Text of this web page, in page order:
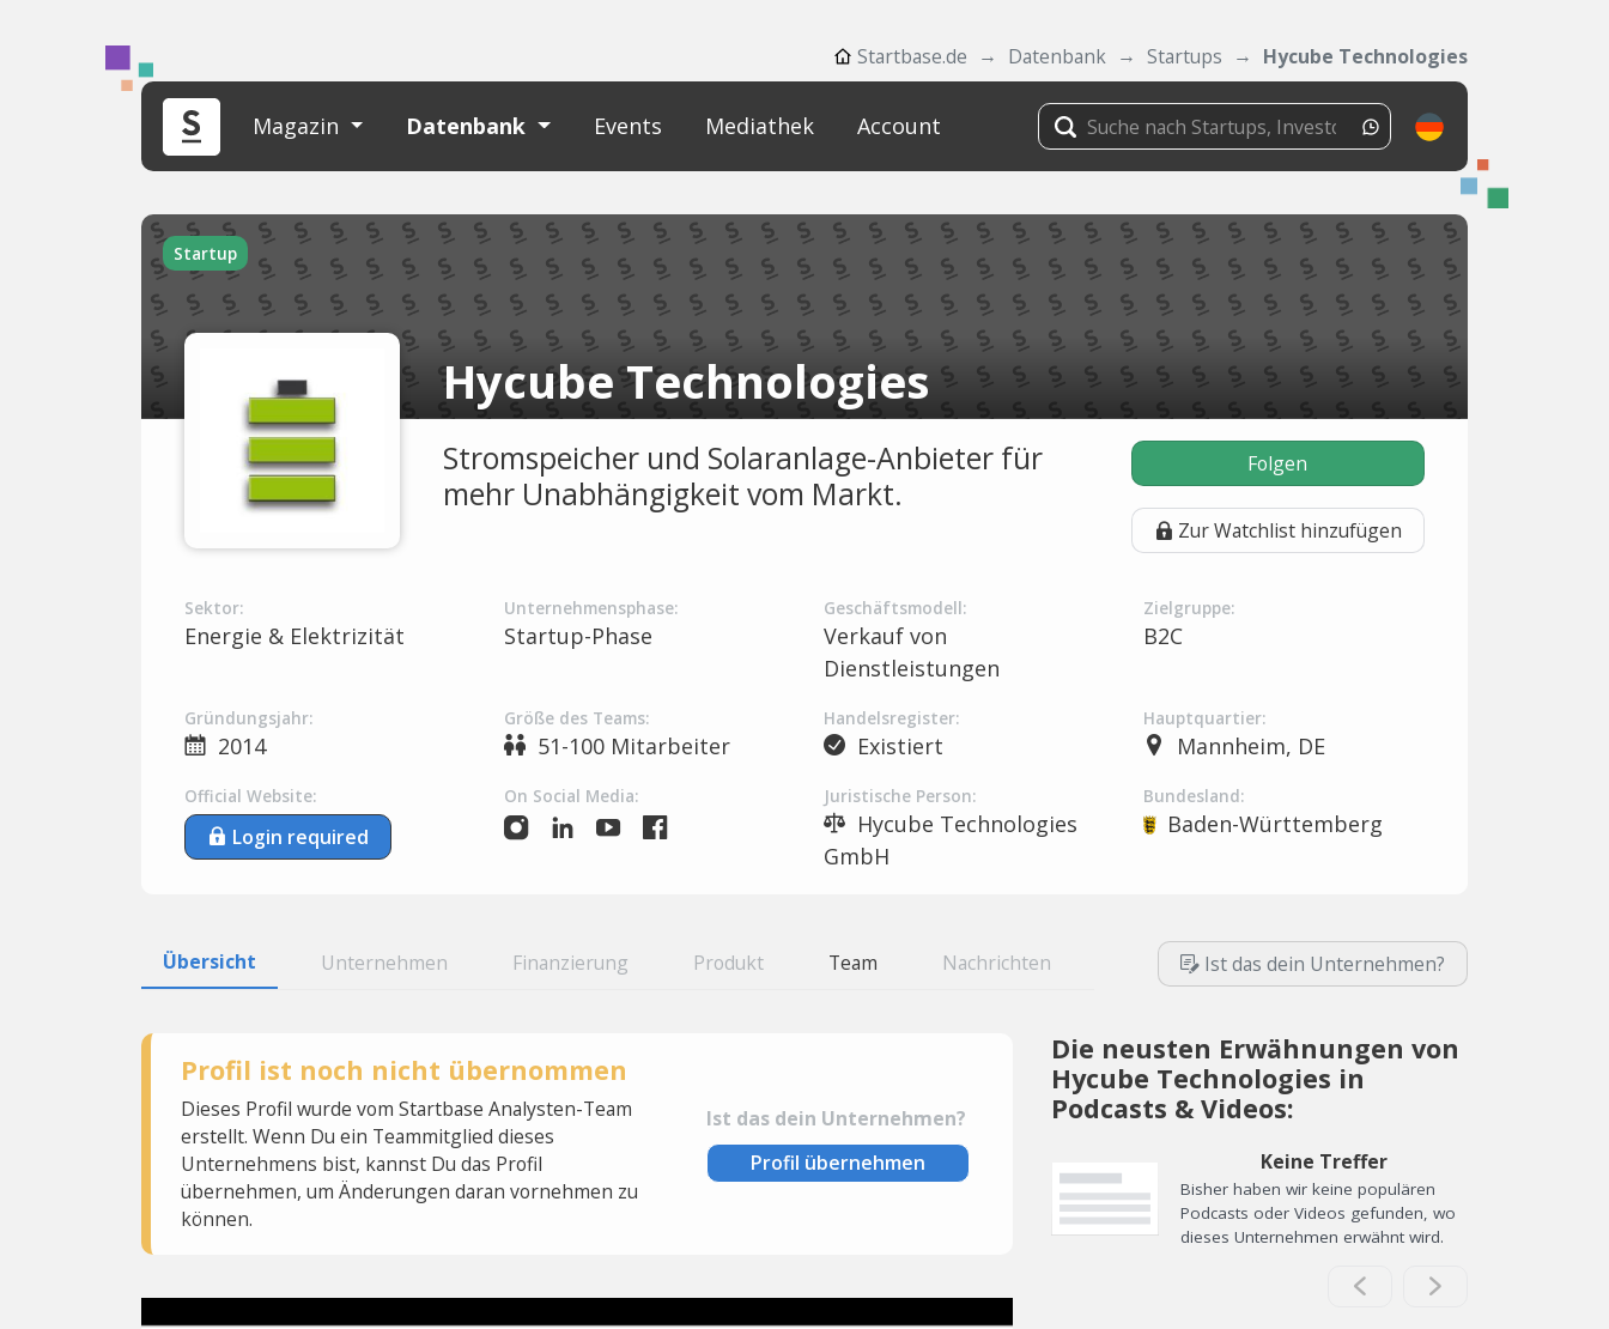
Startbase.de Datenbank Startups Hycube Technologies
Magazin Datenbank Events Mediathek Account
Startup
Hycube Technologies
Stromspeicher und Solaranlage-Anbieter für
mehr Unabhängigkeit vom Markt.
Folgen
Zur Watchlist hinzufügen
Sektor:
Energie & Elektrizität
Unternehmensphase:
Startup-Phase
Geschäftsmodell:
Verkauf von
Dienstleistungen
Zielgruppe:
B2C
Gründungsjahr:
2014
Größe des Teams:
51-100 Mitarbeiter
Handelsregister:
Existiert
Hauptquartier:
Mannheim, DE
Official Website:
Login required
On Social Media: Juristische Person:
Hycube Technologies
GmbH
Bundesland:
Baden-Württemberg
Übersicht Unternehmen Finanzierung Produkt Team Nachrichten Ist das dein Unternehmen?
Profil ist noch nicht übernommen
Dieses Profil wurde vom Startbase Analysten-Team
erstellt. Wenn Du ein Teammitglied dieses
Unternehmens bist, kannst Du das Profil
übernehmen, um Änderungen daran vornehmen zu
können.
Ist das dein Unternehmen?
Profil übernehmen
Die neusten Erwähnungen von
Hycube Technologies in
Podcasts & Videos:
Keine Treffer
Bisher haben wir keine populären
Podcasts oder Videos gefunden, wo
dieses Unternehmen erwähnt wird.